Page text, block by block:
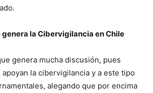
la Cibervigilancia en Chile
genera mucha discusión, pues
la cibervigilancia y a este tipo
alegando que por encima